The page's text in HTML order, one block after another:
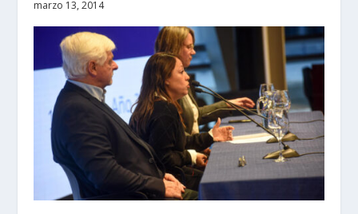
marzo 13, 2014